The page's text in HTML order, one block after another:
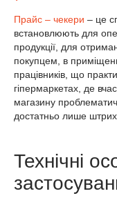
Прайс – чекери – це
встановлюють для
продукції, для
покупцем, в
працівників, що
гіпермаркетах, де
магазину
достатньо лише штрих
Технічні